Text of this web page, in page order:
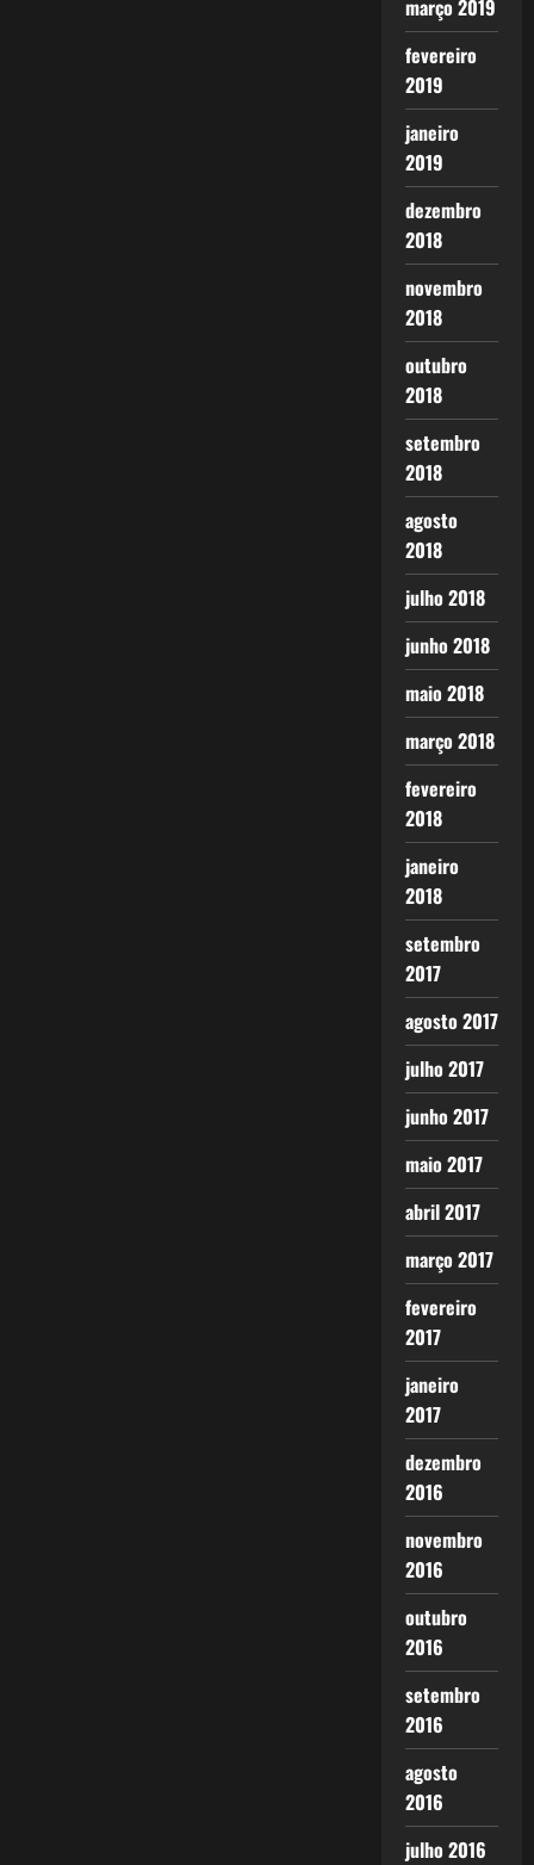
março 2019
fevereiro
2019
janeiro
2019
dezembro
2018
novembro
2018
outubro
2018
setembro
2018
agosto
2018
julho 2018
junho 2018
maio 2018
março 2018
fevereiro
2018
janeiro
2018
setembro
2017
agosto 2017
julho 2017
junho 2017
maio 2017
abril 2017
março 2017
fevereiro
2017
janeiro
2017
dezembro
2016
novembro
2016
outubro
2016
setembro
2016
agosto
2016
julho 2016